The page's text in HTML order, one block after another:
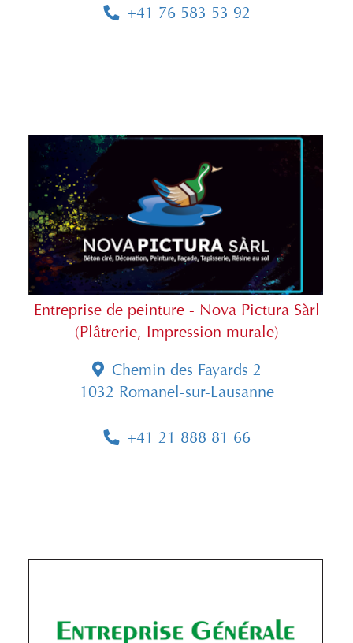
+41 76 583 53 92
Entreprise de peinture - Nova Pictura Sàrl
(Plâtrerie, Impression murale)
Chemin des Fayards 2
1032 Romanel-sur-Lausanne
+41 21 888 81 66